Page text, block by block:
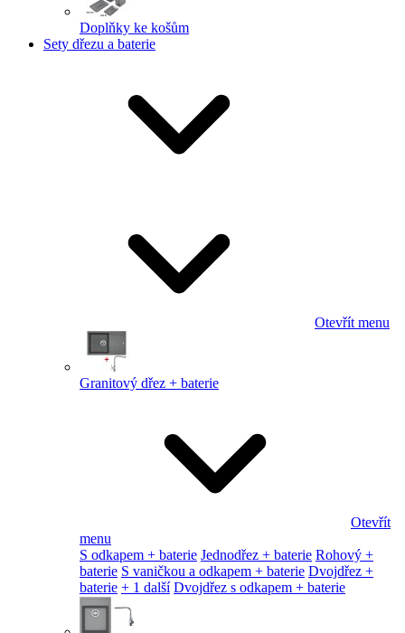
Doplňky ke košům
Sety dřezu a baterie
Otevřít menu
Granitový dřez + baterie
Otevřít
menu
S odkapem + baterie Jednodřez + baterie Rohový +
baterie S vaničkou a odkapem + baterie Dvojdřez +
baterie + 1 další Dvojdřez s odkapem + baterie